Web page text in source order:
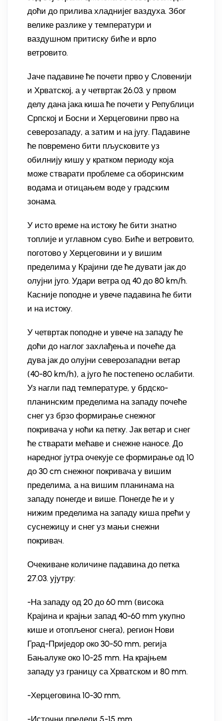
доћи до прилива хладнијег ваздуха. Због
велике разлике у температури и
ваздушном притиску биће и врло
ветровито.
Јаче падавине ће почети прво у Словенији
и Хрватској, а у четвртак 26.03. у првом
делу дана јака киша ће почети у Републици
Српској и Босни и Херцеговини прво на
северозападу, а затим и на југу. Падавине
ће повремено бити пљусковите уз
обилнију кишу у кратком периоду која
може стварати проблеме са оборинским
водама и отицањем воде у градским
зонама.
У исто време на истоку ће бити знатно
топлије и углавном суво. Биће и ветровито,
поготово у Херцеговини и у вишим
пределима у Крајини где ће дувати јак до
олујни југо. Удари ветра од 40 до 80 km/h.
Касније поподне и увече падавина ће бити
и на истоку.
У четвртак поподне и увече на западу ће
доћи до наглог захлађења и почеће да
дува јак до олујни северозападни ветар
(40-80 km/h), а југо ће постепено ослабити.
Уз нагли пад температуре, у брдско-
планинским пределима на западу почеће
снег уз брзо формирање снежног
покривача у ноћи ка петку. Јак ветар и снег
ће стварати мећаве и снежне наносе. До
наредног јутра очекује се формирање од 10
до 30 cm снежног покривача у вишим
пределима, а на вишим планинама на
западу понегде и више. Понегде ће и у
нижим пределима на западу киша прећи у
суснежицу и снег уз мањи снежни
покривач.
Очекиване количине падавина до петка
27.03. ујутру:
-На западу од 20 до 60 mm (висока
Крајина и крајњи запад 40-60 mm укупно
кише и отопљеног снега), регион Нови
Град-Приједор око 30-50 mm, регија
Бањалуке око 10-25 mm. На крајњем
западу уз границу са Хрватском и 80 mm.
-Херцеговина 10-30 mm,
-Источни предели 5-15 mm.